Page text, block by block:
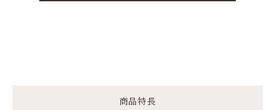
商品特長